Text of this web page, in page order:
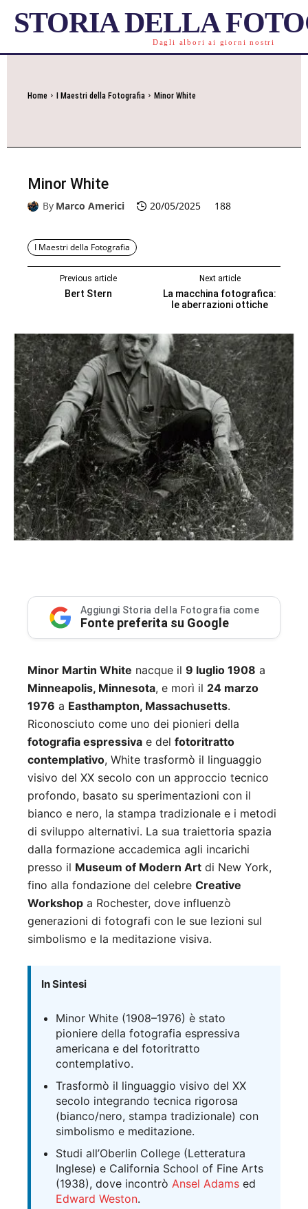
STORIA DELLA
Dagli albori ai giorni nostri
Home I Maestri della Fotografia Minor White
Minor White
By Marco Americi 20/05/2025 188
I Maestri della Fotografia
Previous article
Bert Stern
Next article
La macchina fotografica:
le aberrazioni ottiche
Aggiungi Storia della Fotografia come
Fonte preferita su Google
Minor Martin White nacque il 9 luglio 1908 a
Minneapolis, Minnesota, e morì il 24 marzo
1976 a Easthampton, Massachusetts.
Riconosciuto come uno dei pionieri della
fotografia espressiva e del fotoritratto
contemplativo, White trasformò il linguaggio
visivo del XX secolo con un approccio tecnico
profondo, basato su sperimentazioni con il
bianco e nero, la stampa tradizionale e i metodi
di sviluppo alternativi. La sua traiettoria spazia
dalla formazione accademica agli incarichi
presso il Museum of Modern Art di New York,
fino alla fondazione del celebre Creative
Workshop a Rochester, dove influenzò
generazioni di fotografi con le sue lezioni sul
simbolismo e la meditazione visiva.
In Sintesi
Minor White (1908–1976) è stato
pioniere della fotografia espressiva
americana e del fotoritratto
contemplativo.
Trasformò il linguaggio visivo del XX
secolo integrando tecnica rigorosa
(bianco/nero, stampa tradizionale) con
simbolismo e meditazione.
Studi all’Oberlin College (Letteratura
Inglese) e California School of Fine Arts
(1938), dove incontrò Ansel Adams ed
Edward Weston.